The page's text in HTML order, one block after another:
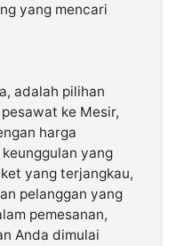
yang mencari
adalah pilihan
ke Mesir,
harga
yang
yang terjangkau,
pelanggan yang
pemesanan,
Anda dimulai